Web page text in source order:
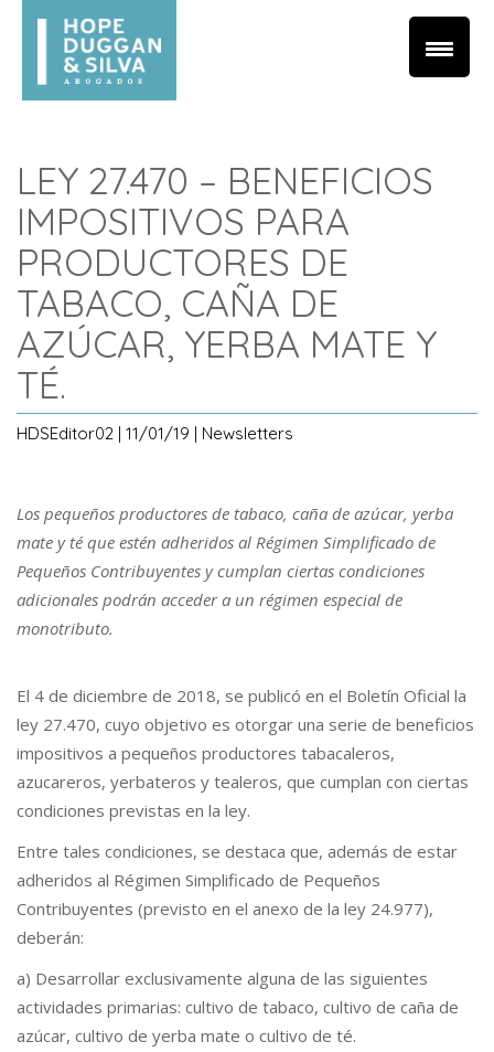
LEY 27.470 – BENEFICIOS
IMPOSITIVOS PARA
PRODUCTORES DE
TABACO, CAÑA DE
AZÚCAR, YERBA MATE Y
TÉ.
HDSEditor02 | 11/01/19 | Newsletters
Los pequeños productores de tabaco, caña de azúcar, yerba
mate y té que estén adheridos al Régimen Simplificado de
Pequeños Contribuyentes y cumplan ciertas condiciones
adicionales podrán acceder a un régimen especial de
monotributo.
El 4 de diciembre de 2018, se publicó en el Boletín Oficial la
ley 27.470, cuyo objetivo es otorgar una serie de beneficios
impositivos a pequeños productores tabacaleros,
azucareros, yerbateros y tealeros, que cumplan con ciertas
condiciones previstas en la ley.
Entre tales condiciones, se destaca que, además de estar
adheridos al Régimen Simplificado de Pequeños
Contribuyentes (previsto en el anexo de la ley 24.977),
deberán:
a) Desarrollar exclusivamente alguna de las siguientes
actividades primarias: cultivo de tabaco, cultivo de caña de
azúcar, cultivo de yerba mate o cultivo de té.